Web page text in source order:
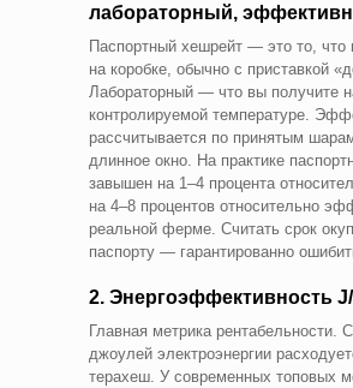
лабораторный,
Паспортный хешрейт — это то, что
на коробке, обычно с приставкой
Лабораторный — что вы получите
контролируемой температуре.
рассчитывается по принятым
длинное окно. На практике
завышен на 1–4 процента
на 4–8 процентов относительно
реальной ферме. Считать срок
паспорту — гарантированно
2. Энергоэффективность J/
Главная метрика рентабельности.
джоулей электроэнергии
терахеш. У современных топовых